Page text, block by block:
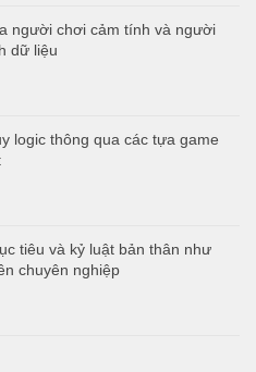
người chơi cảm tính và người
dữ liệu
logic thông qua các tựa game
tiêu và kỷ luật bản thân như
chuyên nghiệp